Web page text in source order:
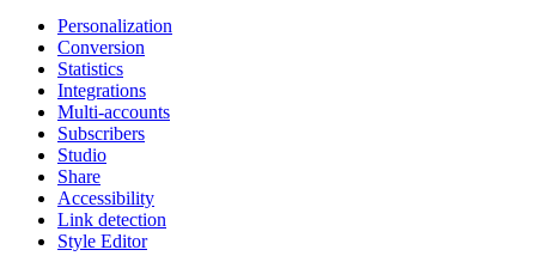
Personalization
Conversion
Statistics
Integrations
Multi-accounts
Subscribers
Studio
Share
Accessibility
Link detection
Style Editor